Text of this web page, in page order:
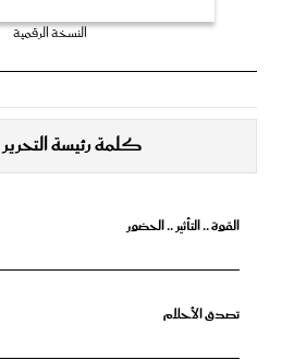
النسخة الرقمية
كلمة رئيسة التحرير
القوة .. التأثير .. الحضور
تصدق الأحلام